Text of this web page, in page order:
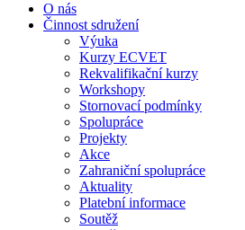
O nás
Činnost sdružení
Výuka
Kurzy ECVET
Rekvalifikační kurzy
Workshopy
Stornovací podmínky
Spolupráce
Projekty
Akce
Zahraniční spolupráce
Aktuality
Platební informace
Soutěž